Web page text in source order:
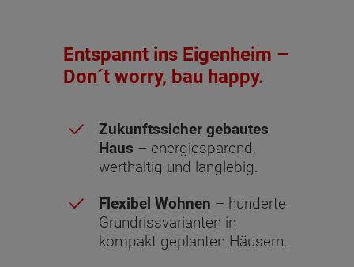
Entspannt ins Eigenheim –
Don´t worry, bau happy.
Zukunftssicher gebautes
Haus – energiesparend,
werthaltig und langlebig.
Flexibel Wohnen – hunderte
Grundrissvarianten in
kompakt geplanten Häusern.